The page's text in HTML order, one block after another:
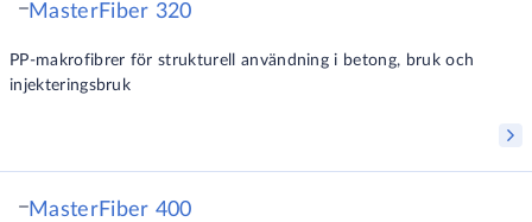
MasterFiber 320
PP-makrofibrer för strukturell användning i betong, bruk och
injekteringsbruk
MasterFiber 400